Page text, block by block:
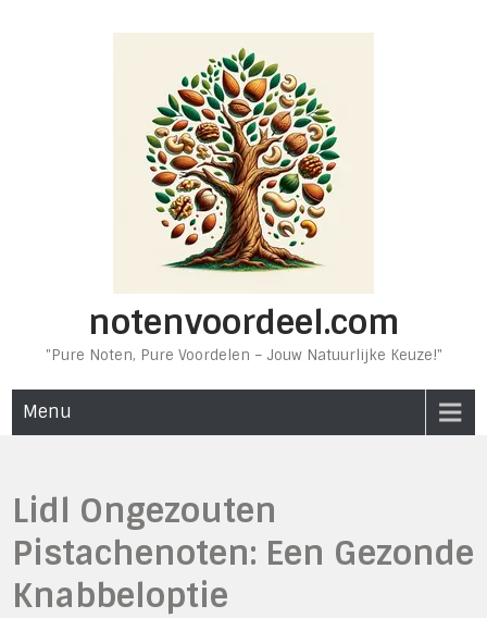
notenvoordeel.com
"Pure Noten, Pure Voordelen – Jouw Natuurlijke Keuze!"
Menu
Lidl Ongezouten
Pistachenoten: Een Gezonde
Knabbeloptie